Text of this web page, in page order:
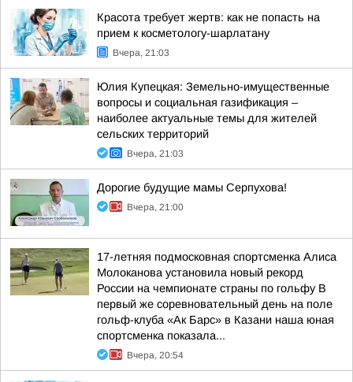
Красота требует жертв: как не попасть на
прием к косметологу-шарлатану
Вчера, 21:03
Юлия Купецкая: Земельно-имущественные
вопросы и социальная газификация –
наиболее актуальные темы для жителей
сельских территорий
Вчера, 21:03
Дорогие будущие мамы Серпухова!
Вчера, 21:00
17-летняя подмосковная спортсменка Алиса
Молоканова установила новый рекорд
России на чемпионате страны по гольфу В
первый же соревновательный день на поле
гольф-клуба «Ак Барс» в Казани наша юная
спортсменка показала...
Вчера, 20:54